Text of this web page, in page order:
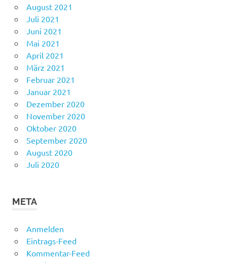
August 2021
Juli 2021
Juni 2021
Mai 2021
April 2021
März 2021
Februar 2021
Januar 2021
Dezember 2020
November 2020
Oktober 2020
September 2020
August 2020
Juli 2020
META
Anmelden
Eintrags-Feed
Kommentar-Feed